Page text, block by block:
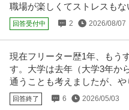
正社員 未経験OK U・IターンOK
【職種】営業＞個人営業 【業種】
当該求人をビズリーチ上で閲…続き
職場が楽しくてストレスも
回答受付中 2 2026/08/07
現在フリーター歴1年、もう
す。大学は去年（大学3年か
通うことも考えましたが、や
回答終了 6 2026/05/03